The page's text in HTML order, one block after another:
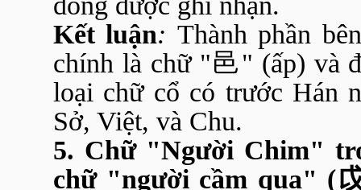
Kết luận: Thành phần
chính là chữ "邑" (ấp) và
loại chữ cổ có trước Hán
Sở, Việt, và Chu.
5. Chữ "Người Chim"
chữ "người cầm qua" (